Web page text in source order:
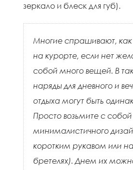
зеркало и блеск для губ).
Многие спрашивают, как
на курорте, если нет
собой много вещей. В
наряды для дневного и
отдыха могут быть
Просто возьмите с собой
минималистичного
коротким рукавом или
бретелях). Днем их